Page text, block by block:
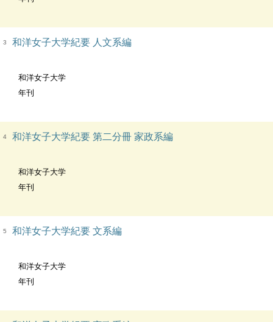
3 和洋女子大学紀要 人文系編
和洋女子大学
年刊
4 和洋女子大学紀要 第二分冊 家政系編
和洋女子大学
年刊
5 和洋女子大学紀要 文系編
和洋女子大学
年刊